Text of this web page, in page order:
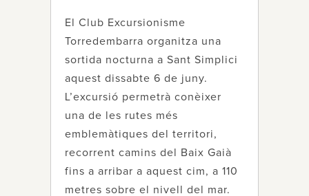
El Club Excursionisme
Torredembarra organitza una
sortida nocturna a Sant Simplici
aquest dissabte 6 de juny.
L’excursió permetrà conèixer
una de les rutes més
emblemàtiques del territori,
recorrent camins del Baix Gaià
fins a arribar a aquest cim, a 110
metres sobre el nivell del mar.